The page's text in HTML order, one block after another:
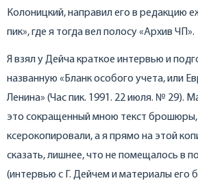
Колоницкий, направил его в редакцию
пик», где я тогда вел полосу «Архив ЧП».
Я взял у Дейча краткое интервью и
названную «Бланк особого учета, или
Ленина» (Час пик. 1991. 22 июля. № 29).
это сокращенный мною текст
ксерокопировали, а я прямо на этой
сказать, лишнее, что не помещалось в
(интервью с Г. Дейчем и материалы